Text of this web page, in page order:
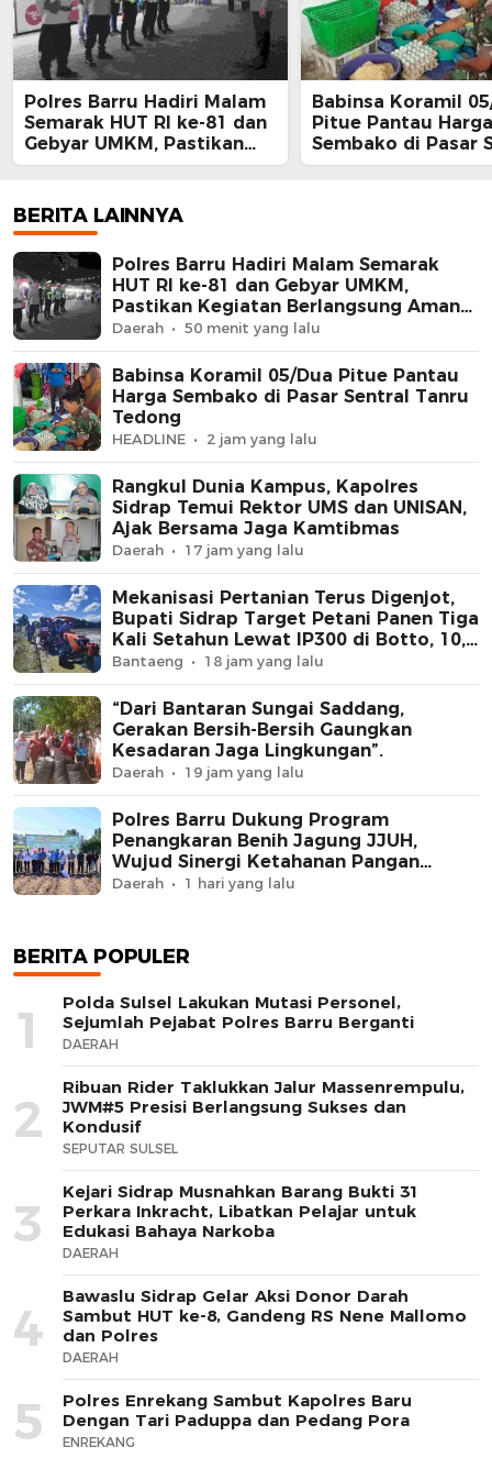
Polres Barru Hadiri Malam
Semarak HUT RI ke-81 dan
Gebyar UMKM, Pastikan
Kegiatan Berlangsung
Babinsa Koramil
Pitue Pantau Harga
Sembako di Pasar
Tanru Tedong
BERITA LAINNYA
Polres Barru Hadiri Malam Semarak
HUT RI ke-81 dan Gebyar UMKM,
Pastikan Kegiatan Berlangsung Aman
dan Kondusif
Daerah 50 menit yang lalu
Babinsa Koramil 05/Dua Pitue Pantau
Harga Sembako di Pasar Sentral Tanru
Tedong
HEADLINE 2 jam yang lalu
Rangkul Dunia Kampus, Kapolres
Sidrap Temui Rektor UMS dan UNISAN,
Ajak Bersama Jaga Kamtibmas
Daerah 17 jam yang lalu
Mekanisasi Pertanian Terus Digenjot,
Bupati Sidrap Target Petani Panen Tiga
Kali Setahun Lewat IP300 di Botto, 10,5
Hektare Sawah Langsung Diolah
dengan Rotavator dan Traktor
Bantaeng 18 jam yang lalu
“Dari Bantaran Sungai Saddang,
Gerakan Bersih-Bersih Gaungkan
Kesadaran Jaga Lingkungan”.
Daerah 19 jam yang lalu
Polres Barru Dukung Program
Penangkaran Benih Jagung JJUH,
Wujud Sinergi Ketahanan Pangan
Nasional
Daerah 1 hari yang lalu
BERITA POPULER
1
Polda Sulsel Lakukan Mutasi Personel,
Sejumlah Pejabat Polres Barru Berganti
DAERAH
2
Ribuan Rider Taklukkan Jalur Massenrempulu,
JWM#5 Presisi Berlangsung Sukses dan
Kondusif
SEPUTAR SULSEL
3
Kejari Sidrap Musnahkan Barang Bukti 31
Perkara Inkracht, Libatkan Pelajar untuk
Edukasi Bahaya Narkoba
DAERAH
4
Bawaslu Sidrap Gelar Aksi Donor Darah
Sambut HUT ke-8, Gandeng RS Nene Mallomo
dan Polres
DAERAH
5
Polres Enrekang Sambut Kapolres Baru
Dengan Tari Paduppa dan Pedang Pora
ENREKANG